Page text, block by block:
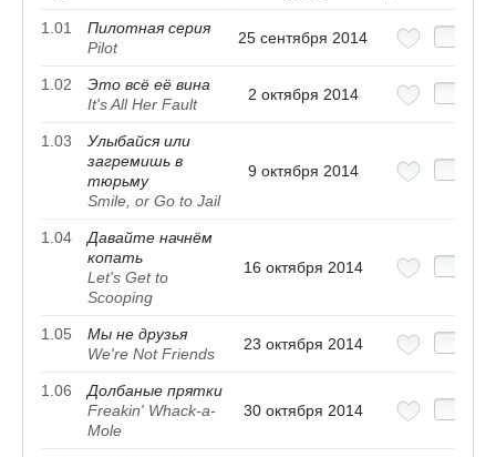
1.01
Пилотная серия
Pilot
25 сентября 2014
1.02
Это всё её вина
It's All Her Fault
2 октября 2014
1.03
Улыбайся или
загремишь в
тюрьму
Smile, or Go to Jail
9 октября 2014
1.04
Давайте начнём
копать
Let's Get to
Scooping
16 октября 2014
1.05
Мы не друзья
We're Not Friends
23 октября 2014
1.06
Долбаные прятки
Freakin' Whack-a-
Mole
30 октября 2014